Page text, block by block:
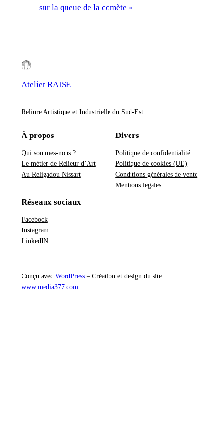
sur la queue de la comète »
Atelier RAISE
Reliure Artistique et Industrielle du Sud-Est
À propos
Qui sommes-nous ?
Le métier de Relieur d’Art
Au Religadou Nissart
Divers
Politique de confidentialité
Politique de cookies (UE)
Conditions générales de vente
Mentions légales
Réseaux sociaux
Facebook
Instagram
LinkedIN
Conçu avec WordPress– Création et design du site
www.media377.com